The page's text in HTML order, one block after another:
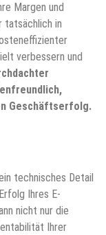
Margen und
tatsächlich in
verbessern und
Geschäftserfolg.
technisches Detail
Ihres E-
nicht nur die
Ihrer